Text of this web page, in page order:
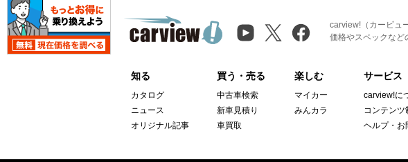
carview!（カービュ
価格やスペックなど
知る
カタログ
ニュース
オリジナル記事
買う・売る
中古車検索
新車見積り
車買取
楽しむ
マイカー
みんカラ
サービス
carview!に
コンテンツ
ヘルプ・お